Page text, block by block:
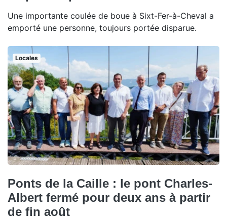
Une importante coulée de boue à Sixt-Fer-à-Cheval a
emporté une personne, toujours portée disparue.
Locales
Ponts de la Caille : le pont Charles-
Albert fermé pour deux ans à partir
de fin août